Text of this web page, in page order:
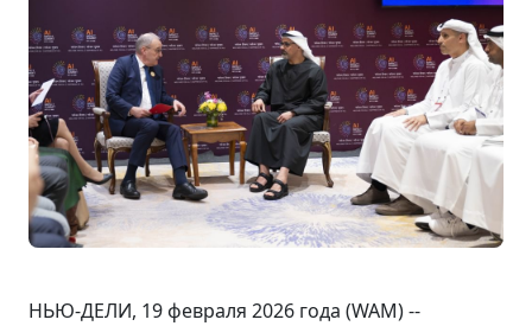
НЬЮ-ДЕЛИ, 19 февраля 2026 года (WAM) --